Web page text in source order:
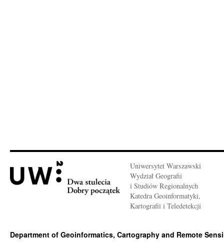
Uniwersytet Warszawski
Wydział Geografii
i Studiów Regionalnych
Katedra Geoinformatyki,
Kartografii i Teledetekcji
Department of Geoinformatics, Cartography and Remote